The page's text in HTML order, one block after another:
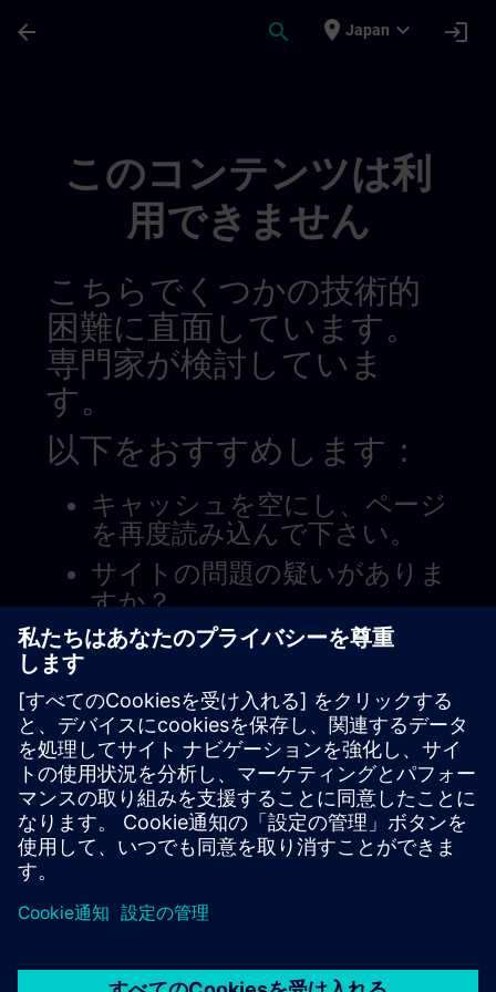
arrow_back search place Japan expand_more login
このコンテンツは利
用できません
こちらでくつかの技術的
困難に直面しています。
専門家が検討していま
す。
以下をおすすめします：
キャッシュを空にし、ページ
を再度読み込んで下さい。
サイトの問題の疑いがありま
すか？
問題を報告